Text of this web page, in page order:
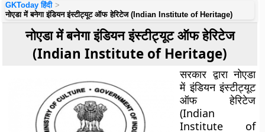
GKToday हिंदी
नोएडा में बनेगा इंडियन इंस्टीट्यूट ऑफ हेरिटेज (Indian Institute of Heritage)
नोएडा में बनेगा इंडियन इंस्टीट्यूट ऑफ हेरिटेज
(Indian Institute of Heritage)
सरकार द्वारा नोएडा
में इंडियन इंस्टीट्यूट
ऑफ हेरिटेज
(Indian
Institute of